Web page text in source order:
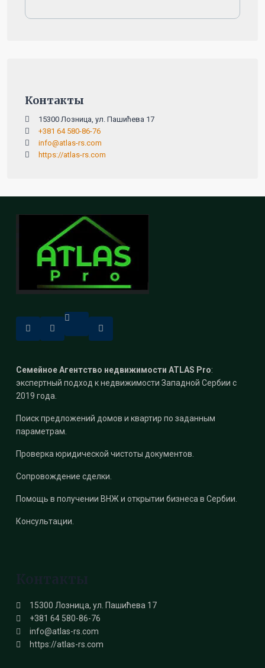
Контакты
15300 Лозница, ул. Пашићева 17
+381 64 580-86-76
info@atlas-rs.com
https://atlas-rs.com
Семейное Агентство недвижимости ATLAS Pro:
экспертный подход к недвижимости Западной Сербии с
2019 года.
Поиск предложений домов и квартир по заданным
параметрам.
Проверка юридической чистоты документов.
Сопровождение сделки.
Помощь в получении ВНЖ и открытии бизнеса в Сербии.
Консультации.
15300 Лозница, ул. Пашићева 17
+381 64 580-86-76
info@atlas-rs.com
https://atlas-rs.com